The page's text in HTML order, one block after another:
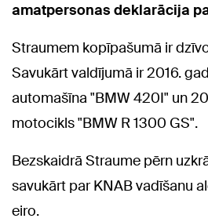
amatpersonas deklarācija
Straumem kopīpašumā ir
Savukārt valdījumā ir 2016.
automašīna "BMW 420I" un
motocikls "BMW R 1300 GS".
Bezskaidrā Straume pērn
savukārt par KNAB vadīšanu
eiro.